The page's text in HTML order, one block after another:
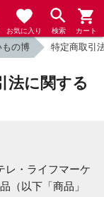
お気に入り 検索 カート
もの博 特定商取引
法に関する
レ・ライフマーケ
（以下「商品」